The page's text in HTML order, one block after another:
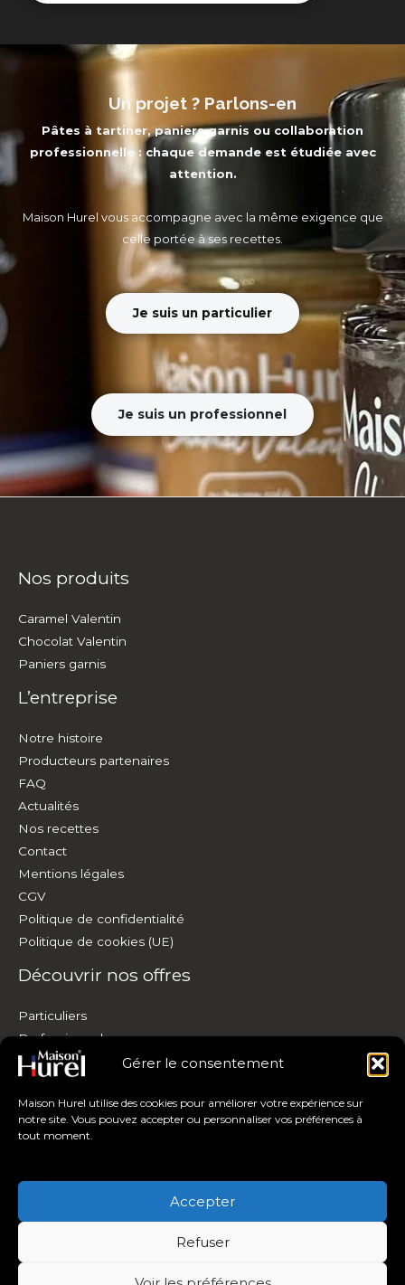
Gérer le consentement
Maison Hurel utilise des cookies pour améliorer votre expérience sur
notre site. Vous pouvez accepter ou personnaliser vos préférences à
tout moment.
Accepter
Refuser
Un projet ? Parlons-en
Pâtes à tartiner, paniers garnis ou collaboration
professionnelle : chaque demande est étudiée avec
attention.
Maison Hurel vous accompagne avec la même exigence que
celle portée à ses recettes.
Je suis un particulier
Je suis un professionnel
Nos produits
Caramel Valentin
Chocolat Valentin
Paniers garnis
L’entreprise
Notre histoire
Producteurs partenaires
FAQ
Actualités
Nos recettes
Contact
Mentions légales
CGV
Politique de confidentialité
Politique de cookies (UE)
Découvrir nos offres
Particuliers
Professionnels
Personnalisation
Copyright © 2026 Maison Hurel